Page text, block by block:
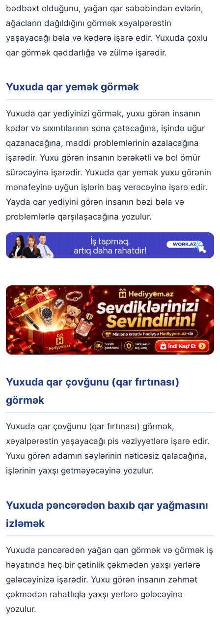
bədbəxt olduğunu, yağan qar səbəbindən evlərin,
ağacların dağıldığını görmək xəyalpərəstin
yaşayacağı bəla və kədərə işarə edir. Yuxuda çoxlu
qar görmək qəddarlığa və zülmə işarədir.
Yuxuda qar yemək görmək
Yuxuda qar yediyinizi görmək, yuxu görən insanın
kədər və sıxıntılarının sona çatacağına, işində uğur
qazanacağına, maddi problemlərinin azalacağına
işarədir. Yuxu görən insanın bərəkətli və bol ömür
sürəcəyinə işarədir. Yuxuda qar yemək yuxu görənin
mənafeyinə uyğun işlərin baş verəcəyinə işarə edir.
Yayda qar yediyini görən insanın bəzi bəla və
problemlərlə qarşılaşacağına yozulur.
Yuxuda qar çovğunu (qar fırtınası)
görmək
Yuxuda qar çovğunu (qar fırtınası) görmək,
xəyalpərəstin yaşayacağı pis vəziyyətlərə işarə edir.
Yuxu görən adamın səylərinin nəticəsiz qalacağına,
işlərinin yaxşı getməyəcəyinə yozulur.
Yuxuda pəncərədən baxıb qar yağmasını
izləmək
Yuxuda pəncərədən yağan qarı görmək və görmək iş
həyatında heç bir çətinlik çəkmədən yaxşı yerlərə
gələcəyinizə işarədir. Yuxu görən insanın zəhmət
çəkmədən rahatlıqla yaxşı yerlərə gələcəyinə
yozulur.